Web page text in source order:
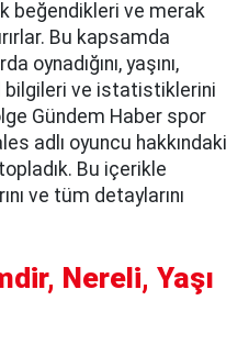
beğendikleri ve merak
Bu kapsamda
oynadığını, yaşını,
bilgileri ve istatistiklerini
Gündem Haber spor
adlı oyuncu hakkındaki
Bu içerikle
ve tüm detaylarını
Nereli, Yaşı